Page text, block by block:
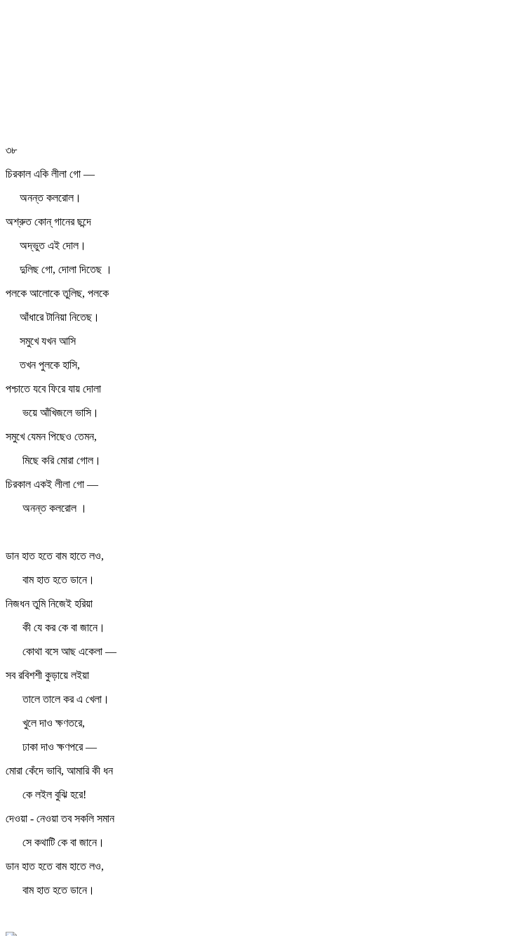
৩৮
চিরকাল একি লীলা গো —
অনন্ত কলরোল।
অশ্রুত কোন্‌ গানের ছন্দে
অদ্ভুত এই দোল।
দুলিছ গো, দোলা দিতেছ ।
পলকে আলোকে তুলিছ, পলকে
আঁধারে টানিয়া নিতেছ।
সমুখে যখন আসি
তখন পুলকে হাসি,
পশ্চাতে যবে ফিরে যায় দোলা
ভয়ে আঁখিজলে ভাসি।
সমুখে যেমন পিছেও তেমন,
মিছে করি মোরা গোল।
চিরকাল একই লীলা গো —
অনন্ত কলরোল ।
ডান হাত হতে বাম হাতে লও,
বাম হাত হতে ডানে।
নিজধন তুমি নিজেই হরিয়া
কী যে কর কে বা জানে।
কোথা বসে আছ একেলা —
সব রবিশশী কুড়ায়ে লইয়া
তালে তালে কর এ খেলা।
খুলে দাও ক্ষণতরে,
ঢাকা দাও ক্ষণপরে —
মোরা কেঁদে ভাবি, আমারি কী ধন
কে লইল বুঝি হরে!
দেওয়া - নেওয়া তব সকলি সমান
সে কথাটি কে বা জানে।
ডান হাত হতে বাম হাতে লও,
বাম হাত হতে ডানে।